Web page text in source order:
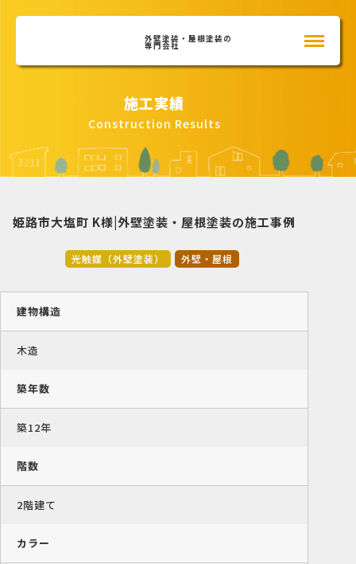
外壁塗装・屋根塗装の
専門会社
施工実績
Construction Results
姫路市大塩町 K様|外壁塗装・屋根塗装の施工事例
光触媒（外壁塗装） 外壁・屋根
建物構造
木造
築年数
築12年
階数
2階建て
カラー